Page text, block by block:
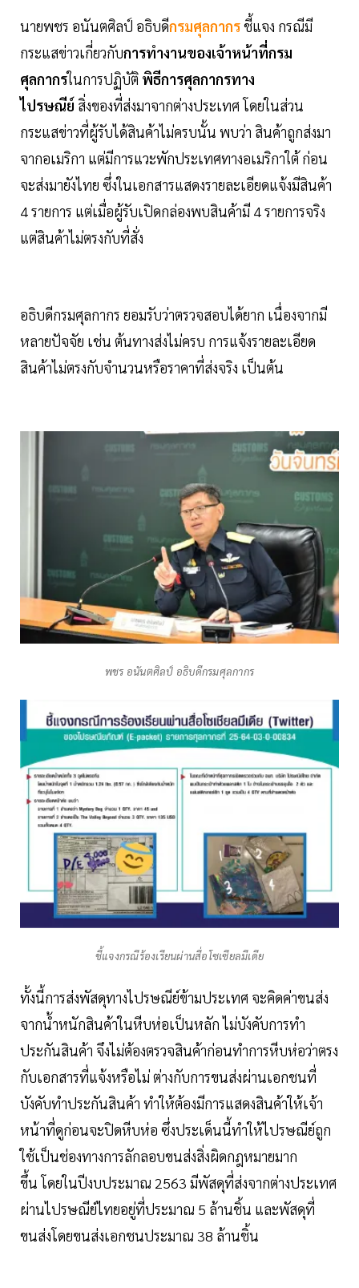
นายพชร อนันตศิลป์ อธิบดีกรมศุลกากรชี้แจง กรณีมี
กระแสข่าวเกี่ยวกับการทำงานของเจ้าหน้าที่กรม
ศุลกากรในการปฏิบัติ พิธีการศุลกากรทาง
ไปรษณีย์ สิ่งของที่ส่งมาจากต่างประเทศ โดยในส่วน
กระแสข่าวที่ผู้รับได้สินค้าไม่ครบนั้น พบว่า สินค้าถูกส่งมา
จากอเมริกา แต่มีการแวะพักประเทศทางอเมริกาใต้ ก่อน
จะส่งมายังไทย ซึ่งในเอกสารแสดงรายละเอียดแจ้งมีสินค้า
4 รายการ แต่เมื่อผู้รับเปิดกล่องพบสินค้ามี 4 รายการจริง
แต่สินค้าไม่ตรงกับที่สั่ง
อธิบดีกรมศุลกากร ยอมรับว่าตรวจสอบได้ยาก เนื่องจากมี
หลายปัจจัย เช่น ต้นทางส่งไม่ครบ การแจ้งรายละเอียด
สินค้าไม่ตรงกับจำนวนหรือราคาที่ส่งจริง เป็นต้น
พชร อนันตศิลป์ อธิบดีกรมศุลกากร
ชี้แจงกรณีร้องเรียนผ่านสื่อโซเซียลมีเดีย
ทั้งนี้การส่งพัสดุทางไปรษณีย์ข้ามประเทศ จะคิดค่าขนส่ง
จากน้ำหนักสินค้าในหีบห่อเป็นหลัก ไม่บังคับการทำ
ประกันสินค้า จึงไม่ต้องตรวจสินค้าก่อนทำการหีบห่อว่าตรง
กับเอกสารที่แจ้งหรือไม่ ต่างกับการขนส่งผ่านเอกชนที่
บังคับทำประกันสินค้า ทำให้ต้องมีการแสดงสินค้าให้เจ้า
หน้าที่ดูก่อนจะปิดหีบห่อ ซึ่งประเด็นนี้ทำให้ไปรษณีย์ถูก
ใช้เป็นช่องทางการลักลอบขนส่งสิ่งผิดกฎหมายมาก
ขึ้น โดยในปีงบประมาณ 2563 มีพัสดุที่ส่งจากต่างประเทศ
ผ่านไปรษณีย์ไทยอยู่ที่ประมาณ 5 ล้านชิ้น และพัสดุที่
ขนส่งโดยขนส่งเอกชนประมาณ 38 ล้านชิ้น